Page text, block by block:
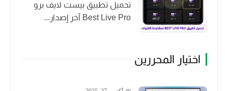
تحميل تطبيق بيست لايف برو
Best Live Pro آخر إصدار...
اختيار المحررين